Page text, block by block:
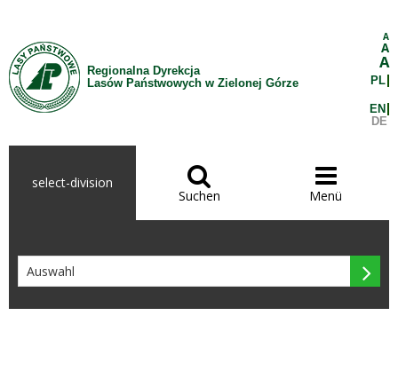
Regionalna Dyrekcja
Lasów Państwowych w Zielonej Górze
A
A
A
PL
EN
DE
select-division 
Suchen

Menü
